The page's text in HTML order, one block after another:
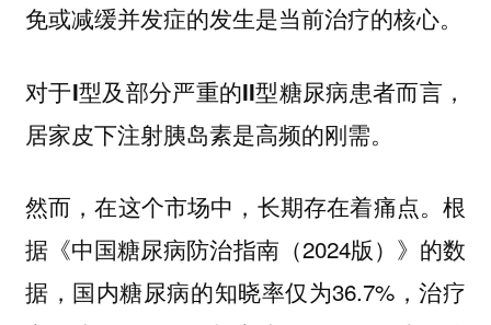
免或减缓并发症的发生是当前治疗的核心。
对于I型及部分严重的II型糖尿病患者而言，
居家皮下注射胰岛素是高频的刚需。
然而，在这个市场中，长期存在着痛点。根
据《中国糖尿病防治指南（2024版）》的数
据，国内糖尿病的知晓率仅为36.7%，治疗